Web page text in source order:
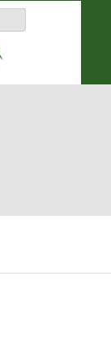
Aktuelles